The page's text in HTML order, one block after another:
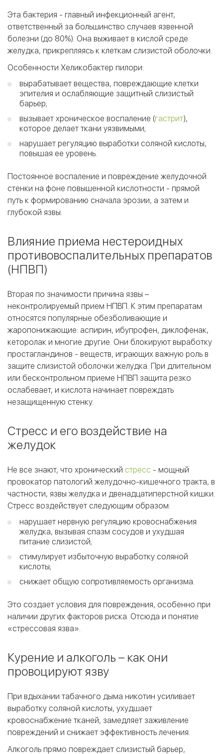
Эта бактерия - главный инфекционный агент,
ответственный за большинство случаев язвенной
болезни (до 80%). Она выживает в кислой среде
желудка, прикрепляясь к клеткам слизистой оболочки.
Особенности Хеликобактер пилори:
вырабатывает вещества, повреждающие клетки
эпителия и ослабляющие защитный слизистый
барьер;
вызывает хроническое воспаление (гастрит),
которое делает ткани уязвимыми;
нарушает регуляцию выработки соляной кислоты,
повышая ее уровень.
Постоянное воспаление и повреждение желудочной
стенки на фоне повышенной кислотности - прямой
путь к формированию сначала эрозии, а затем и
глубокой язвы.
Влияние приема нестероидных
противовоспалительных препаратов
(НПВП)
Вторая по значимости причина язвы –
неконтролируемый прием НПВП. К этим препаратам
относятся популярные обезболивающие и
жаропонижающие: аспирин, ибупрофен, диклофенак,
кеторолак и многие другие. Они блокируют выработку
простагландинов - веществ, играющих важную роль в
защите слизистой оболочки желудка. При длительном
или бесконтрольном приеме НПВП защита резко
ослабевает, и кислота начинает повреждать
незащищенную стенку.
Стресс и его воздействие на
желудок
Не все знают, что хронический стресс - мощный
провокатор патологий желудочно-кишечного тракта, в
частности, язвы желудка и двенадцатиперстной кишки.
Стресс воздействует следующим образом:
нарушает нервную регуляцию кровоснабжения
желудка, вызывая спазм сосудов и ухудшая
питание слизистой;
cтимулирует избыточную выработку соляной
кислоты;
cнижает общую сопротивляемость организма.
Это создает условия для повреждения, особенно при
наличии других факторов риска. Отсюда и понятие
«стрессовая язва».
Курение и алкоголь – как они
провоцируют язву
При вдыхании табачного дыма никотин усиливает
выработку соляной кислоты, ухудшает
кровоснабжение тканей, замедляет заживление
повреждений и снижает эффективность лечения.
Алкоголь прямо повреждает слизистый барьер,